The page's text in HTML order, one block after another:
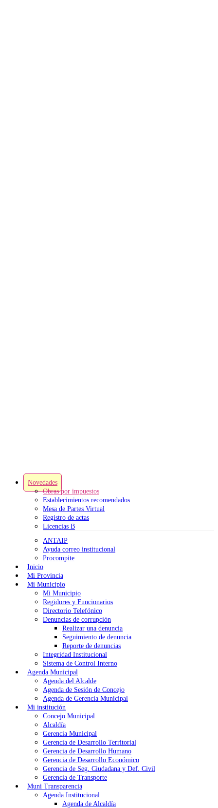
Novedades
Obras por impuestos
Establecimientos recomendados
Mesa de Partes Virtual
Registro de actas
Licencias B
ANTAIP
Ayuda correo institucional
Procompite
Inicio
Mi Provincia
Mi Municipio
Mi Municipio
Regidores y Funcionarios
Directorio Telefónico
Denuncias de corrupción
Realizar una denuncia
Seguimiento de denuncia
Reporte de denuncias
Integridad Institucional
Sistema de Control Interno
Agenda Municipal
Agenda del Alcalde
Agenda de Sesión de Concejo
Agenda de Gerencia Municipal
Mi institución
Concejo Municipal
Alcaldía
Gerencia Municipal
Gerencia de Desarrollo Territorial
Gerencia de Desarrollo Humano
Gerencia de Desarrollo Económico
Gerencia de Seg. Ciudadana y Def. Civil
Gerencia de Transporte
Muni Transparencia
Agenda Institucional
Agenda de Alcaldía